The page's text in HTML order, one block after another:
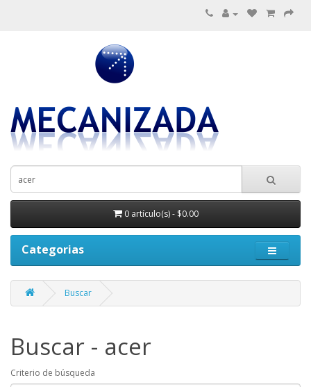
0 artículo(s) - $0.00
Categorias
Buscar
Buscar - acer
Criterio de búsqueda